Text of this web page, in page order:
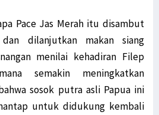
Pace Jas Merah itu disambut
dilanjutkan makan siang
menilai kehadiran Filep
semakin meningkatkan
sosok putra asli Papua ini
untuk didukung kembali